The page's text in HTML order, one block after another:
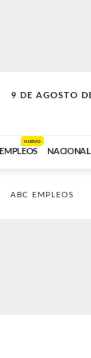
9 DE AGOSTO
SOLO
EMPLEOS
NUEVO
ABC EMPLEOS